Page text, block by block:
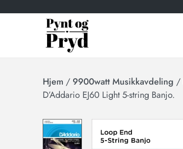
Hjem / 9900watt Musikkavdeling /
D’Addario EJ60 Light 5-string Banjo.